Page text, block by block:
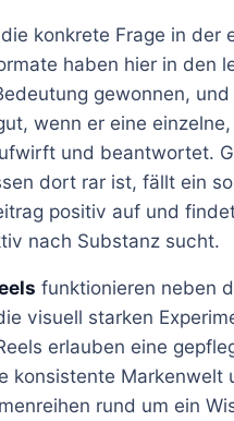
konkrete Frage in der
haben hier in den
gewonnen,
wenn er eine
und beantwortet.
dort rar ist, fällt ein
positiv auf und
nach Substanz sucht.
funktionieren neben
visuell starken
erlauben eine
konsistente Markenwelt
rund um ein